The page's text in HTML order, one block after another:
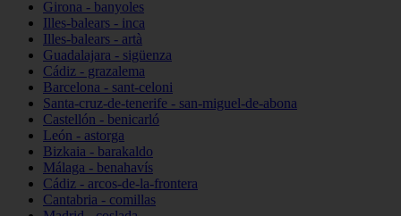
Girona - banyoles
Illes-balears - inca
Illes-balears - artà
Guadalajara - sigüenza
Cádiz - grazalema
Barcelona - sant-celoni
Santa-cruz-de-tenerife - san-miguel-de-abona
Castellón - benicarló
León - astorga
Bizkaia - barakaldo
Málaga - benahavís
Cádiz - arcos-de-la-frontera
Cantabria - comillas